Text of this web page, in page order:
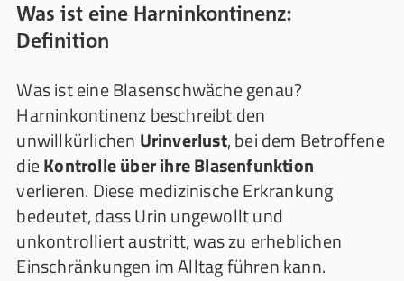
Was ist eine Harninkontinenz:
Definition
Was ist eine Blasenschwäche genau?
Harninkontinenz beschreibt den
unwillkürlichen Urinverlust, bei dem Betroffene
dieKontrolle über ihre Blasenfunktion
verlieren. Diese medizinische Erkrankung
bedeutet, dass Urin ungewollt und
unkontrolliert austritt, was zu erheblichen
Einschränkungen im Alltag führen kann.